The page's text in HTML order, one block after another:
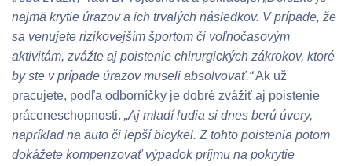
najmä krytie úrazov a ich trvalých následkov. V prípade, že
sa venujete rizikovejším športom či voľnočasovým
aktivitám, zvážte aj poistenie chirurgických zákrokov, ktoré
by ste v prípade úrazov museli absolvovať.“Ak už
pracujete, podľa odborníčky je dobré zvážiť aj poistenie
práceneschopnosti. „Aj mladí ľudia si dnes berú úvery,
napríklad na auto či lepší bicykel. Z tohto poistenia potom
dokážete kompenzovať výpadok príjmu na pokrytie